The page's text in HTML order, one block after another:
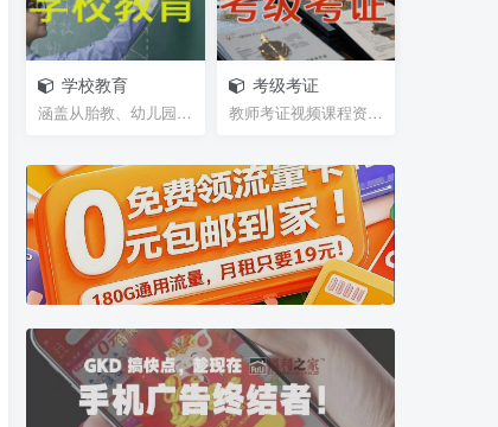
学校教育
涵盖从胎教、幼儿园、学前班、小学、初中、高中、大...
考级考证
教师考证视频课程资源，笔试试题，面试攻略等等网盘...